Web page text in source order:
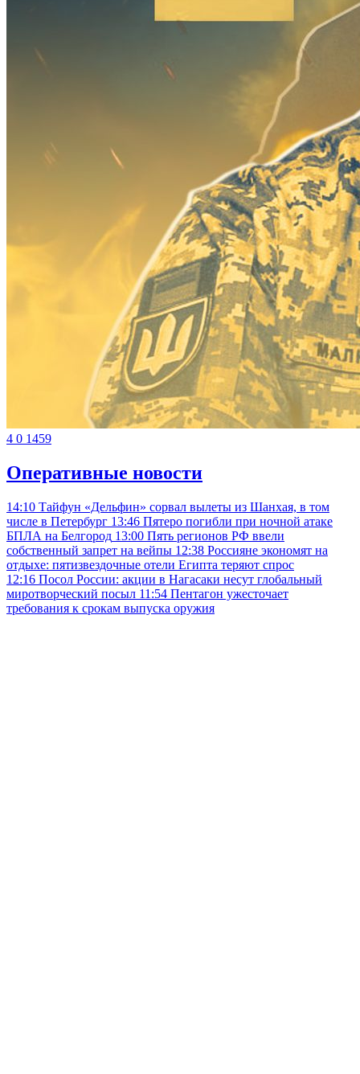
4 0 1459
Оперативные новости
14:10 Тайфун «Дельфин» сорвал вылеты из Шанхая, в том
числе в Петербург 13:46 Пятеро погибли при ночной атаке
БПЛА на Белгород 13:00 Пять регионов РФ ввели
собственный запрет на вейпы 12:38 Россияне экономят на
отдыхе: пятизвездочные отели Египта теряют спрос
12:16 Посол России: акции в Нагасаки несут глобальный
миротворческий посыл 11:54 Пентагон ужесточает
требования к срокам выпуска оружия